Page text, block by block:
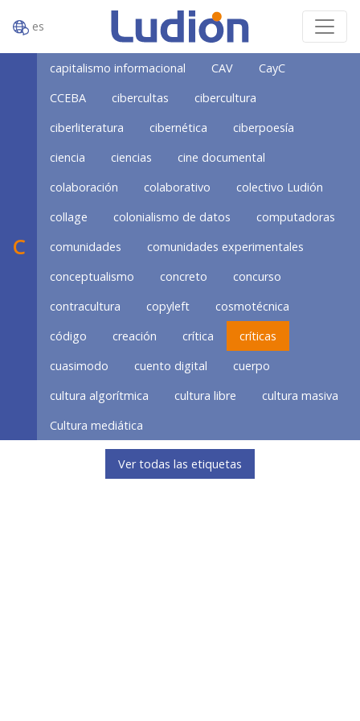
es
C
capitalismo informacional CAV
CayC
CCEBA
cibercultas
cibercultura
ciberliteratura
cibernética
ciberpoesía
ciencia
ciencias
cine documental
colaboración
colaborativo
colectivo Ludión
collage
colonialismo de datos
computadoras
comunidades
comunidades experimentales
conceptualismo
concreto
concurso
contracultura
copyleft
cosmotécnica
código
creación crítica
críticas
cuasimodo
cuento digital
cuerpo
cultura algorítmica
cultura libre
cultura masiva
Cultura mediática
Ver todas las etiquetas